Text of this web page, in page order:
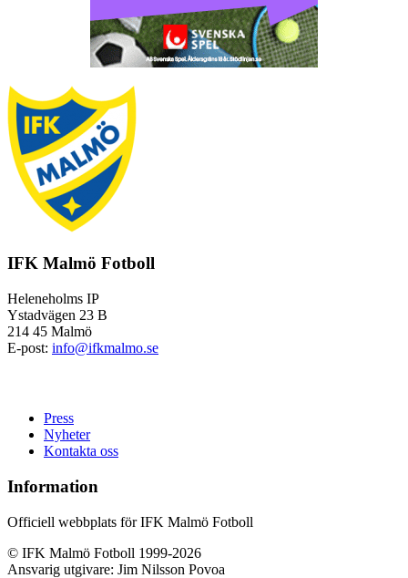
IFK Malmö Fotboll
Heleneholms IP
Ystadvägen 23 B
214 45 Malmö
E-post: info@ifkmalmo.se
Press
Nyheter
Kontakta oss
Information
Officiell webbplats för IFK Malmö Fotboll
© IFK Malmö Fotboll 1999-2026
Ansvarig utgivare: Jim Nilsson Povoa